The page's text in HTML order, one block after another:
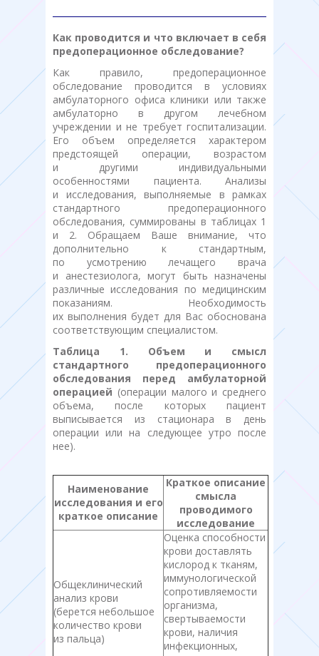
Как проводится и что включает в себя
предоперационное обследование?
Как правило, предоперационное
обследование проводится в условиях
амбулаторного офиса клиники или также
амбулаторно в другом лечебном
учреждении и не требует госпитализации.
Его объем определяется характером
предстоящей операции, возрастом
и другими индивидуальными
особенностями пациента. Анализы
и исследования, выполняемые в рамках
стандартного предоперационного
обследования, суммированы в таблицах 1
и 2. Обращаем Ваше внимание, что
дополнительно к стандартным,
по усмотрению лечащего врача
и анестезиолога, могут быть назначены
различные исследования по медицинским
показаниям. Необходимость
их выполнения будет для Вас обоснована
соответствующим специалистом.
Таблица 1. Объем и смысл
стандартного предоперационного
обследования перед амбулаторной
операцией (операции малого и среднего
объема, после которых пациент
выписывается из стационара в день
операции или на следующее утро после
нее).
Наименование
исследования и его
краткое описание
Краткое описание
смысла
проводимого
исследование
Общеклинический
анализ крови
(берется небольшое
количество крови
из пальца)
Оценка способности
крови доставлять
кислород к тканям,
иммунологической
сопротивляемости
организма,
свертываемости
крови, наличия
инфекционных,